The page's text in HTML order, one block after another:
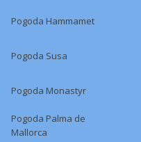
Pogoda Hammamet
Pogoda Susa
Pogoda Monastyr
Pogoda Palma de
Mallorca